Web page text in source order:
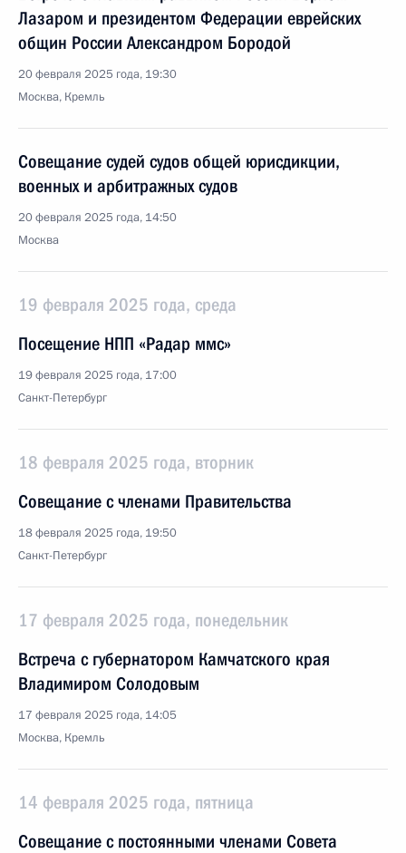
Лазаром и президентом Федерации еврейских
общин России Александром Бородой
20 февраля 2025 года, 19:30
Москва, Кремль
Совещание судей судов общей юрисдикции,
военных и арбитражных судов
20 февраля 2025 года, 14:50
Москва
19 февраля 2025 года, среда
Посещение НПП «Радар ммс»
19 февраля 2025 года, 17:00
Санкт-Петербург
18 февраля 2025 года, вторник
Совещание с членами Правительства
18 февраля 2025 года, 19:50
Санкт-Петербург
17 февраля 2025 года, понедельник
Встреча с губернатором Камчатского края
Владимиром Солодовым
17 февраля 2025 года, 14:05
Москва, Кремль
14 февраля 2025 года, пятница
Совещание с постоянными членами Совета